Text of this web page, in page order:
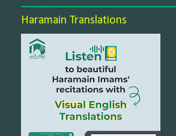
Haramain Translations